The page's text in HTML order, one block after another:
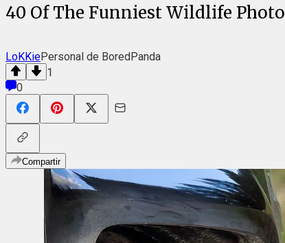
40 Of The Funniest Wildlife
LoKKiePersonal de BoredPanda
1
0
Compartir